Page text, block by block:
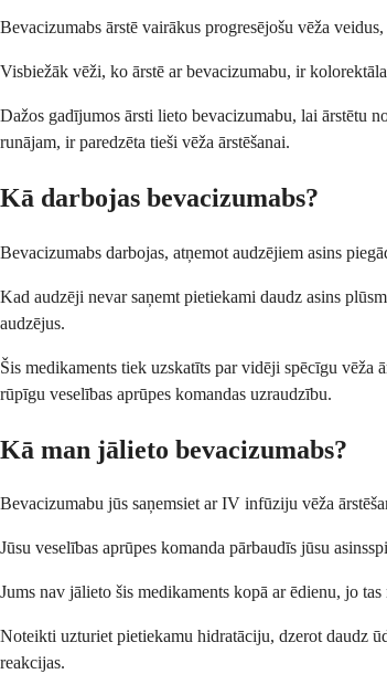
Bevacizumabs ārstē vairākus progresējošu vēža
Visbiežāk vēži, ko ārstē ar bevacizumabu, ir
Dažos gadījumos ārsti lieto bevacizumabu, lai ārstētu
runājam, ir paredzēta tieši vēža ārstēšanai.
Kā darbojas bevacizumabs?
Bevacizumabs darbojas, atņemot audzējiem asins
Kad audzēji nevar saņemt pietiekami daudz asins
audzējus.
Šis medikaments tiek uzskatīts par vidēji spēcīgu vēža
rūpīgu veselības aprūpes komandas uzraudzību.
Kā man jālieto bevacizumabs?
Bevacizumabu jūs saņemsiet ar IV infūziju vēža
Jūsu veselības aprūpes komanda pārbaudīs jūsu
Jums nav jālieto šis medikaments kopā ar ēdienu, jo
Noteikti uzturiet pietiekamu hidratāciju, dzerot daudz
reakcijas.